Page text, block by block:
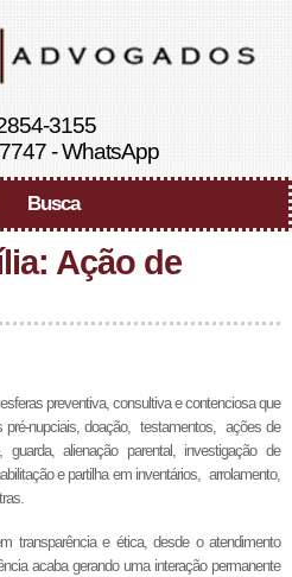
3155
-WhatsApp
Busca
Ação de
preventiva, consultiva e contenciosa que
pré-nupciais, doação, testamentos, ações de
alienação parental, investigação de
e partilha em inventários, arrolamento,
transparência e ética, desde o atendimento
acaba gerando uma interação permanente